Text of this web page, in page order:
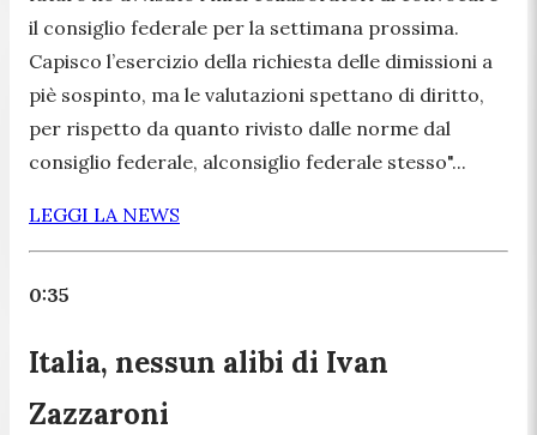
il consiglio federale per la settimana prossima.
Capisco l’esercizio della richiesta delle dimissioni a
piè sospinto, ma le valutazioni spettano di diritto,
per rispetto da quanto rivisto dalle norme dal
consiglio federale, alconsiglio federale stesso"...
LEGGI LA NEWS
0:35
Italia, nessun alibi di Ivan
Zazzaroni